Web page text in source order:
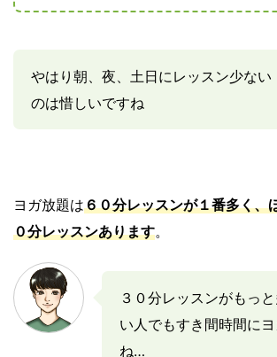
やはり朝、夜、土日にレッスン少ない
のは惜しいですね
ヨガ放題は６０分レッスンが１番多く、
０分レッスンあります。
３０分レッスンがもっ
い人でもすき間時間に
ね…